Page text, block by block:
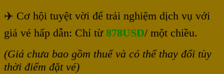
✈️ Cơ hội tuyệt vời để trải nghiệm dịch vụ với
giá vé hấp dẫn: Chỉ từ 878USD/ một chiều.
(Giá chưa bao gồm thuế và có thể thay đổi tùy
thời điểm đặt vé)